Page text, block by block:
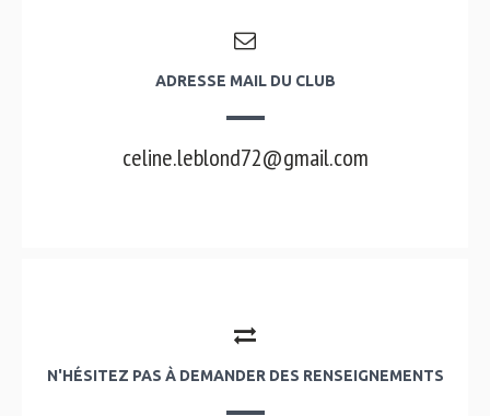
ADRESSE MAIL DU CLUB
celine.leblond72@gmail.com
N'HÉSITEZ PAS À DEMANDER DES RENSEIGNEMENTS